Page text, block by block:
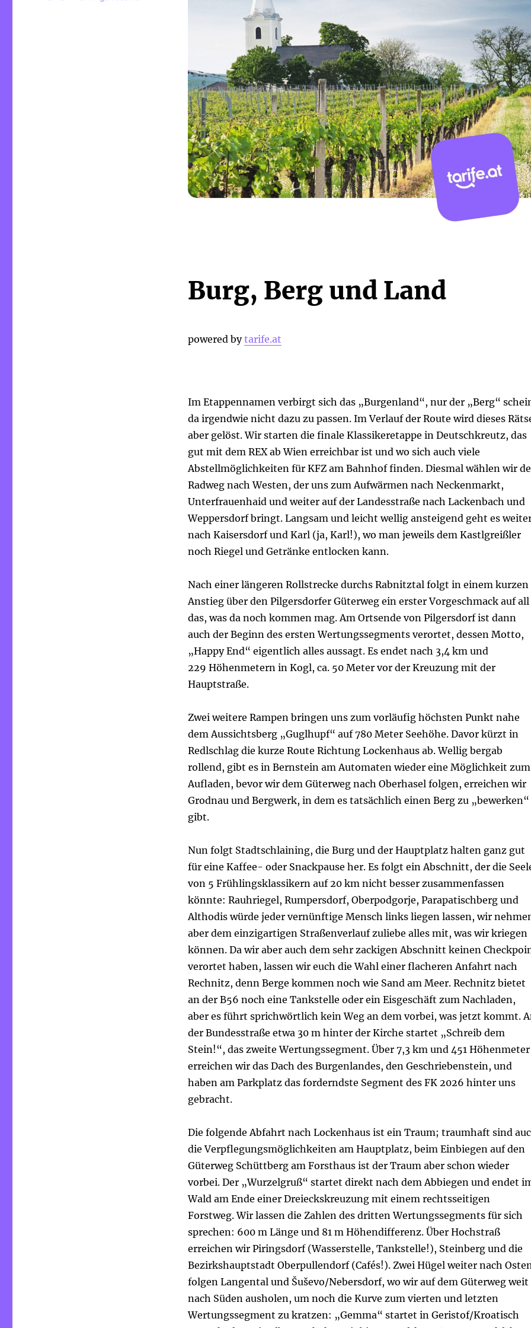
Burg, Berg und Land
powered bytarife.at
Im Etappennamen verbirgt sich das „Burgenland“, nur der „Berg“
da irgendwie nicht dazu zu passen. Im Verlauf der Route wird dieses
aber gelöst. Wir starten die finale Klassikeretappe in Deutschkreutz, das
gut mit dem REX ab Wien erreichbar ist und wo sich auch viele
Abstellmöglichkeiten für KFZ am Bahnhof finden. Diesmal wählen wir
Radweg nach Westen, der uns zum Aufwärmen nach Neckenmarkt,
Unterfrauenhaid und weiter auf der Landesstraße nach Lackenbach und
Weppersdorf bringt. Langsam und leicht wellig ansteigend geht es
nach Kaisersdorf und Karl (ja, Karl!), wo man jeweils dem Kastlgreißler
noch Riegel und Getränke entlocken kann.
Nach einer längeren Rollstrecke durchs Rabnitztal folgt in einem kurzen
Anstieg über den Pilgersdorfer Güterweg ein erster Vorgeschmack auf all
das, was da noch kommen mag. Am Ortsende von Pilgersdorf ist dann
auch der Beginn des ersten Wertungssegments verortet, dessen Motto,
„Happy End“ eigentlich alles aussagt. Es endet nach 3,4 km und
229 Höhenmetern in Kogl, ca. 50 Meter vor der Kreuzung mit der
Hauptstraße.
Zwei weitere Rampen bringen uns zum vorläufig höchsten Punkt nahe
dem Aussichtsberg „Guglhupf“ auf 780 Meter Seehöhe. Davor kürzt in
Redlschlag die kurze Route Richtung Lockenhaus ab. Wellig bergab
rollend, gibt es in Bernstein am Automaten wieder eine Möglichkeit zum
Aufladen, bevor wir dem Güterweg nach Oberhasel folgen, erreichen wir
Grodnau und Bergwerk, in dem es tatsächlich einen Berg zu „bewerken“
gibt.
Nun folgt Stadtschlaining, die Burg und der Hauptplatz halten ganz gut
für eine Kaffee- oder Snackpause her. Es folgt ein Abschnitt, der die
von 5 Frühlingsklassikern auf 20 km nicht besser zusammenfassen
könnte: Rauhriegel, Rumpersdorf, Oberpodgorje, Parapatischberg und
Althodis würde jeder vernünftige Mensch links liegen lassen, wir
aber dem einzigartigen Straßenverlauf zuliebe alles mit, was wir kriegen
können. Da wir aber auch dem sehr zackigen Abschnitt keinen
verortet haben, lassen wir euch die Wahl einer flacheren Anfahrt nach
Rechnitz, denn Berge kommen noch wie Sand am Meer. Rechnitz bietet
an der B56 noch eine Tankstelle oder ein Eisgeschäft zum Nachladen,
aber es führt sprichwörtlich kein Weg an dem vorbei, was jetzt kommt.
der Bundesstraße etwa 30 m hinter der Kirche startet „Schreib dem
Stein!“, das zweite Wertungssegment. Über 7,3 km und 451 Höhenmeter
erreichen wir das Dach des Burgenlandes, den Geschriebenstein, und
haben am Parkplatz das forderndste Segment des FK 2026 hinter uns
gebracht.
Die folgende Abfahrt nach Lockenhaus ist ein Traum; traumhaft sind
die Verpflegungsmöglichkeiten am Hauptplatz, beim Einbiegen auf den
Güterweg Schüttberg am Forsthaus ist der Traum aber schon wieder
vorbei. Der „Wurzelgruß“ startet direkt nach dem Abbiegen und endet
Wald am Ende einer Dreieckskreuzung mit einem rechtsseitigen
Forstweg. Wir lassen die Zahlen des dritten Wertungssegments für sich
sprechen: 600 m Länge und 81 m Höhendifferenz. Über Hochstraß
erreichen wir Piringsdorf (Wasserstelle, Tankstelle!), Steinberg und die
Bezirkshauptstadt Oberpullendorf (Cafés!). Zwei Hügel weiter nach Osten
folgen Langental und Šuševo/Nebersdorf, wo wir auf dem Güterweg weit
nach Süden ausholen, um noch die Kurve zum vierten und letzten
Wertungssegment zu kratzen: „Gemma“ startet in Geristof/Kroatisch